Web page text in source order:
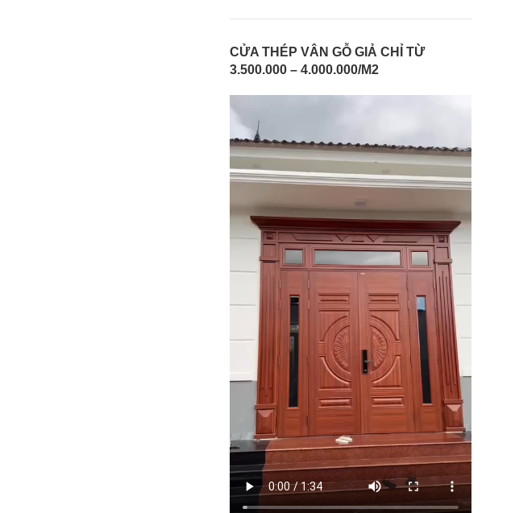
CỬA THÉP VÂN GỖ GIẢ CHỈ TỪ
3.500.000 – 4.000.000/M2